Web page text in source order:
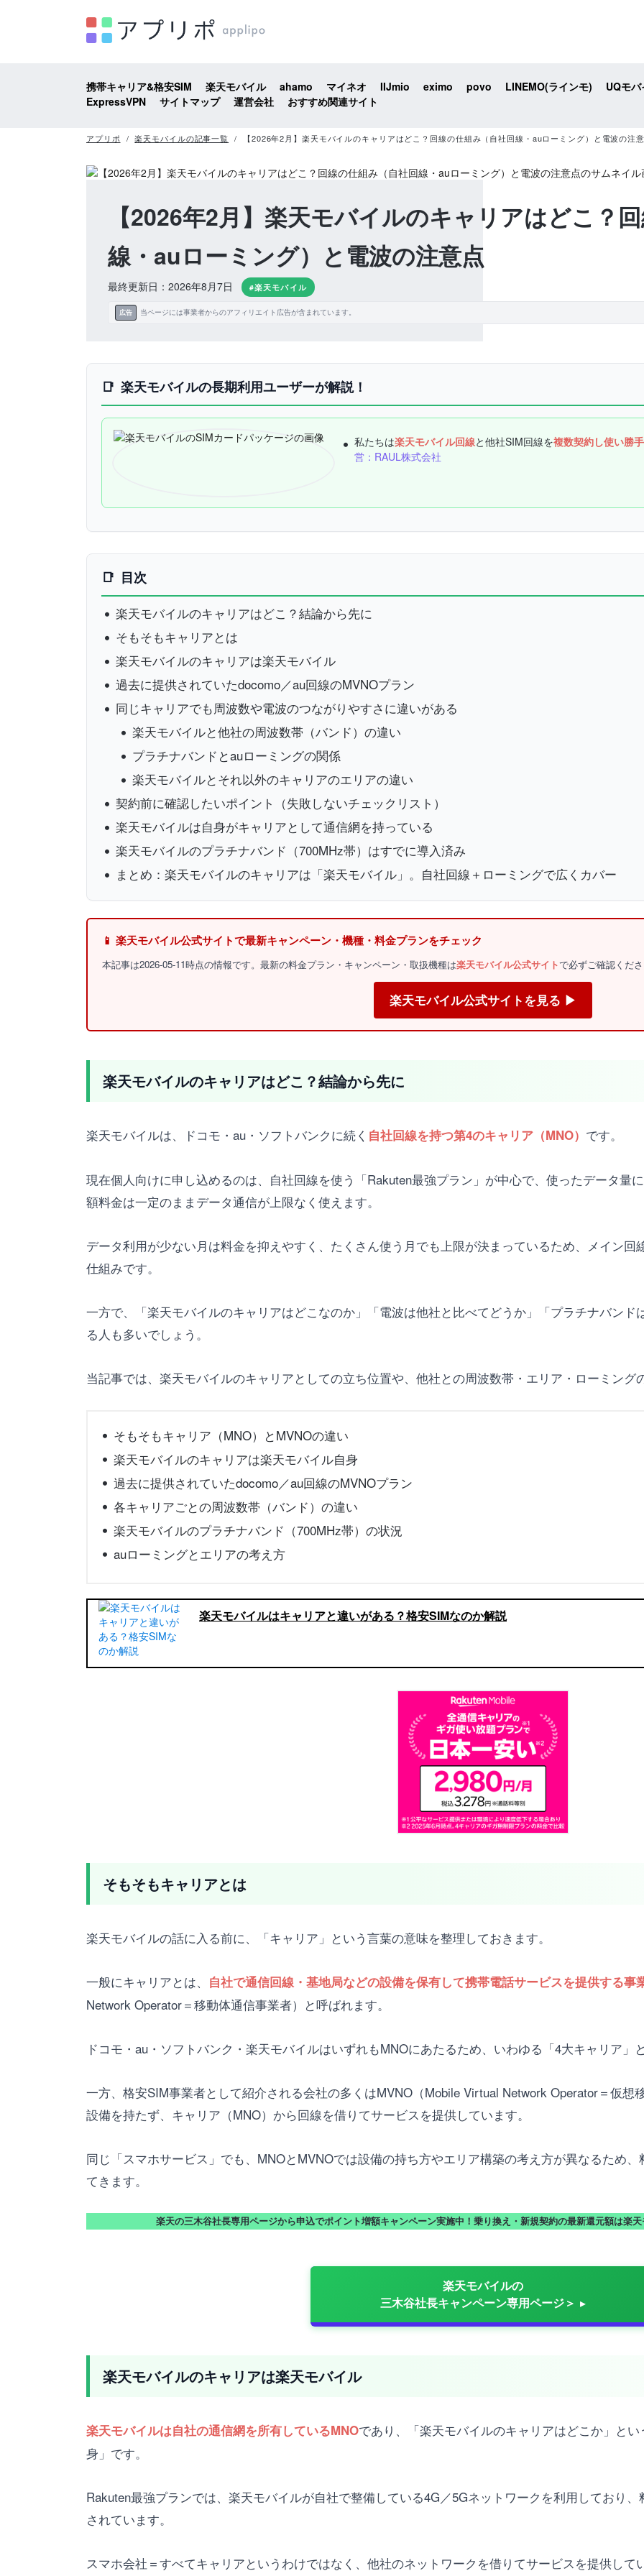
携帯キャリア&格安SIM 楽天モバイル ahamo マイネオ IIJmio eximo povo LINEMO(ラインモ)
UQモ
ExpressVPN
サイトマップ 運営会社 おすすめ関連サイト
アプリポ 楽天モバイルの記事一覧 【2026年2月】楽天モバイルのキャリアはどこ？回線の仕組み（自社回線・auローミング）と電波の注
【2026年2月】楽天モバイルのキャリアはどこ？
線・auローミング）と電波の注意点
最終更新日：2026年8月7日 #楽天モバイル
広告 当ページには事業者からのアフィリエイト広告が含まれています。
楽天モバイルの長期利用ユーザーが解説！
私たちは楽天モバイル回線と他社SIM回線を複数契約し使い勝
営：RAUL株式会社
目次
楽天モバイルのキャリアはどこ？結論から先に
そもそもキャリアとは
楽天モバイルのキャリアは楽天モバイル
過去に提供されていたdocomo／au回線のMVNOプラン
同じキャリアでも周波数や電波のつながりやすさに違いがある
楽天モバイルと他社の周波数帯（バンド）の違い
プラチナバンドとauローミングの関係
楽天モバイルとそれ以外のキャリアのエリアの違い
契約前に確認したいポイント（失敗しないチェックリスト）
楽天モバイルは自身がキャリアとして通信網を持っている
楽天モバイルのプラチナバンド（700MHz帯）はすでに導入済み
まとめ：楽天モバイルのキャリアは「楽天モバイル」。自社回線＋ローミングで広くカバー
📱 楽天モバイル公式サイトで最新キャンペーン・機種・料金プランをチェック
本記事は2026-05-11時点の情報です。最新の料金プラン・キャンペーン・取扱機種は楽天モバイル公式サイトで必ずご確認くだ
楽天モバイル公式サイトを見る ▶
楽天モバイルのキャリアはどこ？結論から先に
楽天モバイルは、ドコモ・au・ソフトバンクに続く 自社回線を持つ第4のキャリア（MNO） です。
現在個人向けに申し込めるのは、自社回線を使う「Rakuten最強プラン」が中心で、使ったデータ量
額料金は一定のままデータ通信が上限なく使えます。
データ利用が少ない月は料金を抑えやすく、たくさん使う月でも上限が決まっているため、メイン
仕組みです。
一方で、「楽天モバイルのキャリアはどこなのか」「電波は他社と比べてどうか」「プラチナバン
る人も多いでしょう。
当記事では、楽天モバイルのキャリアとしての立ち位置や、他社との周波数帯・エリア・ローミング
そもそもキャリア（MNO）とMVNOの違い
楽天モバイルのキャリアは楽天モバイル自身
過去に提供されていたdocomo／au回線のMVNOプラン
各キャリアごとの周波数帯（バンド）の違い
楽天モバイルのプラチナバンド（700MHz帯）の状況
auローミングとエリアの考え方
楽天モバイルはキャリアと違いがある？格安SIMなのか解説
そもそもキャリアとは
楽天モバイルの話に入る前に、「キャリア」という言葉の意味を整理しておきます。
一般にキャリアとは、 自社で通信回線・基地局などの設備を保有して携帯電話サービスを提供する事
Network Operator＝移動体通信事業者）と呼ばれます。
ドコモ・au・ソフトバンク・楽天モバイルはいずれもMNOにあたるため、いわゆる「4大キャリア」
一方、格安SIM事業者として紹介される会社の多くはMVNO（Mobile Virtual Network Operator＝仮
設備を持たず、キャリア（MNO）から回線を借りてサービスを提供しています。
同じ「スマホサービス」でも、MNOとMVNOでは設備の持ち方やエリア構築の考え方が異なるため
てきます。
楽天の三木谷社長専用ページから申込でポイント増額キャンペーン実施中！乗り換え・新規契約の最新還元額は楽
楽天モバイルの
三木谷社長キャンペーン専用ページ＞
楽天モバイルのキャリアは楽天モバイル
楽天モバイルは自社の通信網を所有しているMNOであり、「楽天モバイルのキャリアはどこか」と
身」です。
Rakuten最強プランでは、楽天モバイルが自社で整備している4G／5Gネットワークを利用しており
されています。
スマホ会社＝すべてキャリアというわけではなく、他社のネットワークを借りてサービスを提供して